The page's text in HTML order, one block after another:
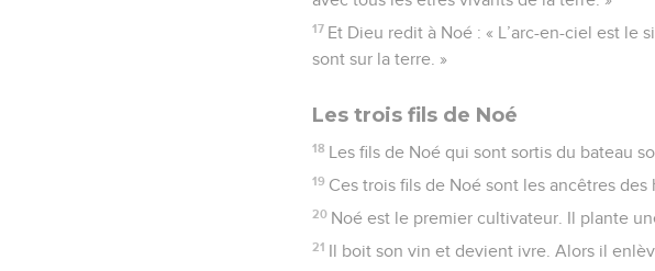
17 Et Dieu redit à Noé : « L’arc-en-ciel est le
sont sur la terre. »
Les trois fils de Noé
18 Les fils de Noé qui sont sortis du bateau
19 Ces trois fils de Noé sont les ancêtres des
20 Noé est le premier cultivateur. Il plante
21 Il boit son vin et devient ivre. Alors il